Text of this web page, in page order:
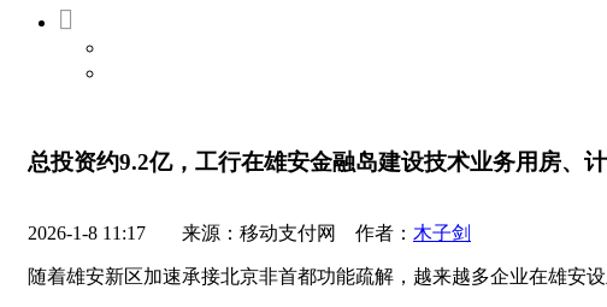

总投资约9.2亿，工行在雄安金融岛建设技术业务用房、
2026-1-8 11:17 来源：移动支付网 作者： 木子剑
随着雄安新区加速承接北京非首都功能疏解，越来越多企业在雄安